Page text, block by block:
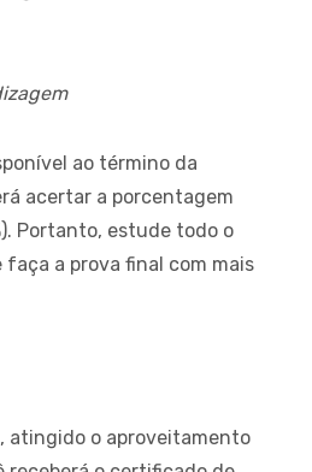
ao término da
acertar a porcentagem
Portanto, estude todo o
a prova final com mais
atingido o aproveitamento